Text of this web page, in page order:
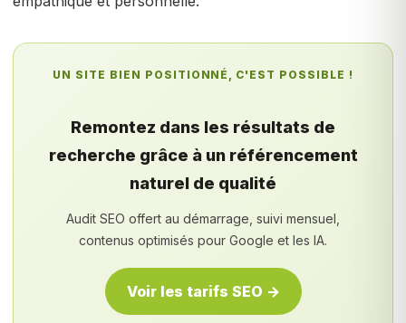
UN SITE BIEN POSITIONNÉ, C'EST POSSIBLE !
Remontez dans les résultats de
recherche grâce à un référencement
naturel de qualité
Audit SEO offert au démarrage, suivi mensuel,
contenus optimisés pour Google et les IA.
Voir les tarifs SEO →